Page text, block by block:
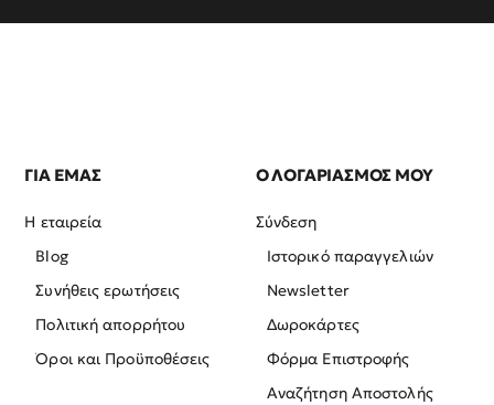
ΓΙΑ ΕΜΑΣ
Η εταιρεία
Blog
Συνήθεις ερωτήσεις
Πολιτική απορρήτου
Όροι και Προϋποθέσεις
Ο ΛΟΓΑΡΙΑΣΜΟΣ ΜΟΥ
Σύνδεση
Ιστορικό παραγγελιών
Newsletter
Δωροκάρτες
Φόρμα Επιστροφής
Αναζήτηση Αποστολής